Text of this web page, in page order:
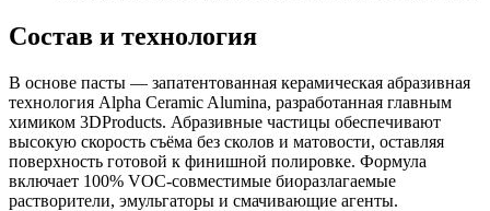
Состав и технология
В основе пасты — запатентованная керамическая абразивная
технология Alpha Ceramic Alumina, разработанная главным
химиком 3DProducts. Абразивные частицы обеспечивают
высокую скорость съёма без сколов и матовости, оставляя
поверхность готовой к финишной полировке. Формула
включает 100% VOC-совместимые биоразлагаемые
растворители, эмульгаторы и смачивающие агенты.